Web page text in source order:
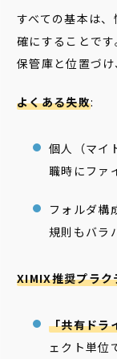
すべての基本は
確にすることで
保管庫と位置づけ
よくある失敗:
個人（マイ
職時にファ
フォルダ構
規則もバラ
XIMIX推奨プラク
「共有ドラ
ェクト単位